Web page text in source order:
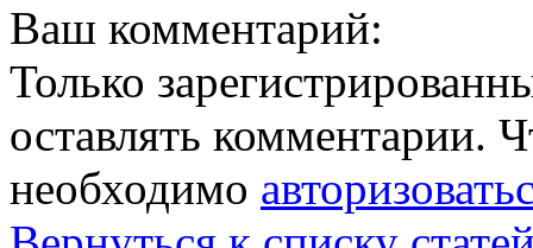
Ваш комментарий:
Только
оставлять комментарии.
необходимо